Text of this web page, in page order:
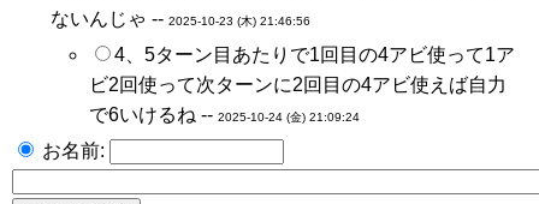
ないんじゃ -- 2025-10-23 (木) 21:46:56
4、5ターン目あたりで1回目の4アビ使って1ア
ビ2回使って次ターンに2回目の4アビ使えば自力
で6いけるね -- 2025-10-24 (金) 21:09:24
お名前: